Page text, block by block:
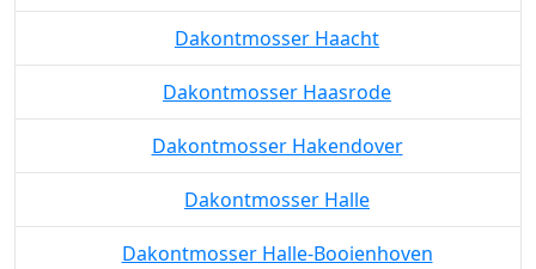
Dakontmosser Haacht
Dakontmosser Haasrode
Dakontmosser Hakendover
Dakontmosser Halle
Dakontmosser Halle-Booienhoven